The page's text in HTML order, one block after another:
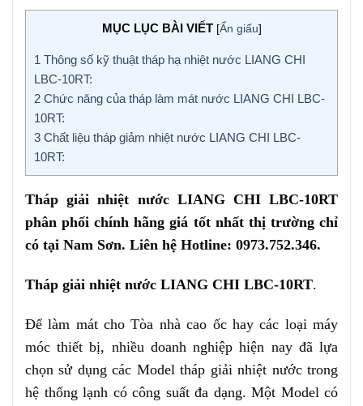
MỤC LỤC BÀI VIẾT [Ẩn giấu]
1 Thông số kỹ thuật tháp hạ nhiệt nước LIANG CHI
LBC-10RT:
2 Chức năng của tháp làm mát nước LIANG CHI LBC-
10RT:
3 Chất liệu tháp giảm nhiệt nước LIANG CHI LBC-
10RT:
Tháp giải nhiệt nước LIANG CHI LBC-10RT
phân phối chính hãng giá tốt nhất thị trường chỉ
có tại Nam Sơn. Liên hệ Hotline: 0973.752.346.
Tháp giải nhiệt nước LIANG CHI LBC-10RT.
Để làm mát cho Tòa nhà cao ốc hay các loại máy
móc thiết bị, nhiều doanh nghiệp hiện nay đã lựa
chọn sử dụng các Model tháp giải nhiệt nước trong
hệ thống lạnh có công suất đa dạng. Một Model có